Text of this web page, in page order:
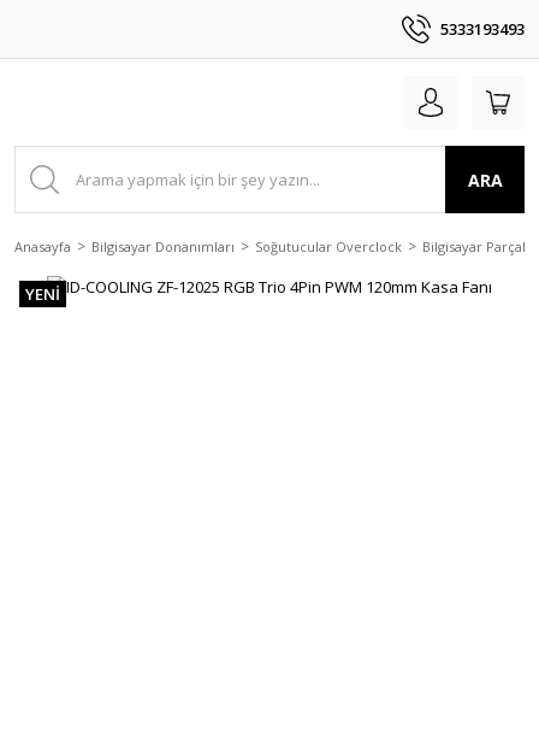
5333193493
ARA
Anasayfa Bilgisayar Donanımları Soğutucular Overclock Bilgisayar
YENİ